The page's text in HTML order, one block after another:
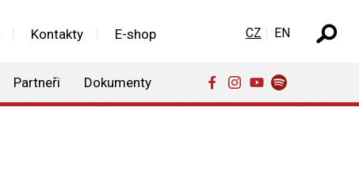
Kontakty E-shop
Partneři Dokumenty
Zvolte jazyk
CZ EN